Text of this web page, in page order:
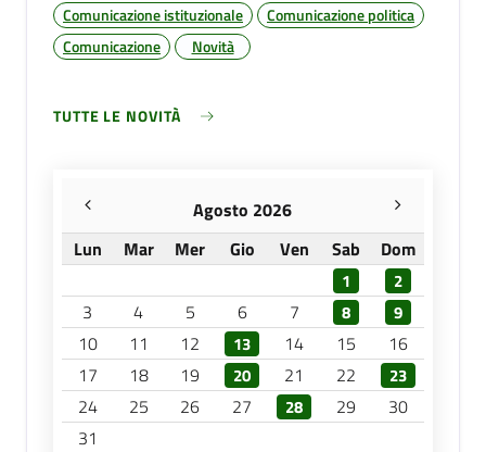
Comunicazione istituzionale
Comunicazione politica
Comunicazione
Novità
TUTTE LE NOVITÀ
Agosto 2026
Lun
Mar Mer Gio Ven Sab Dom
1 2
3 4 5 6 7 8 9
10 11 12 13 14 15
16
17
18 19 20 21 22 23
24 25 26 27 28 29
30
31